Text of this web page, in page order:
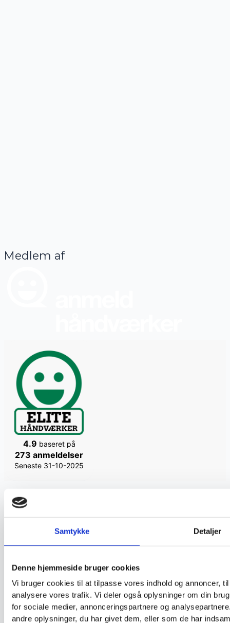
Samtykke Detaljer
Denne hjemmeside bruger cookies
Vi bruger cookies til at tilpasse vores indhold og annoncer,
analysere vores trafik. Vi deler også oplysninger om din
for sociale medier, annonceringspartnere og
andre oplysninger, du har givet dem, eller som de har
Medlem af
4.9 baseret på
273 anmeldelser
Seneste 31-10-2025
Kontakt
Renseholdet ApS
Plejeltvej 10B
3230 Græsted
CVR: 30813170
Telefon: 40465695
Mail: info@renseholdet.com